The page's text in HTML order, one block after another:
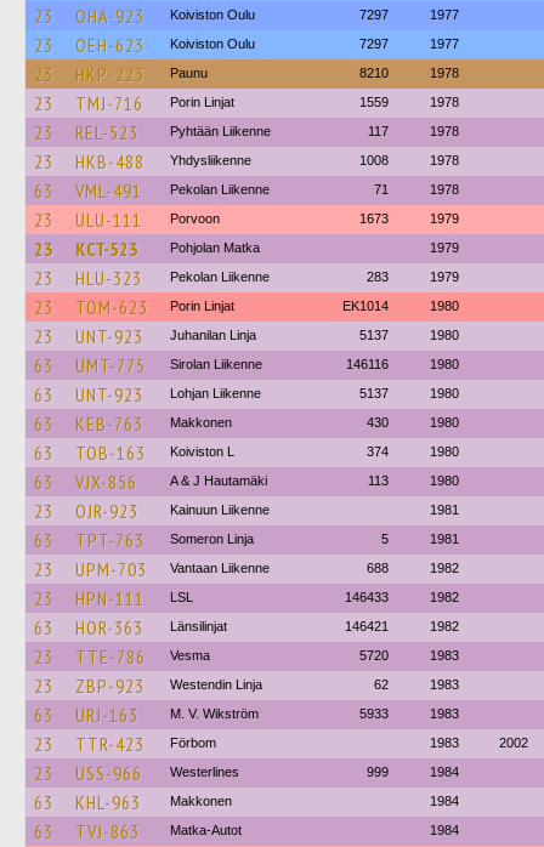
23 OHA-923 Koiviston Oulu 7297 1977
23 OEH-623 Koiviston Oulu 7297 1977
23 HKP-223 Paunu 8210 1978
23 TMJ-716 Porin Linjat 1559 1978
23 REL-523 Pyhtään Liikenne 117 1978
23 HKB-488 Yhdysliikenne 1008 1978
63 VML-491 Pekolan Liikenne 71 1978
23 ULU-111 Porvoon 1673 1979
23 KCT-523 Pohjolan Matka 1979
23 HLU-323 Pekolan Liikenne 283 1979
23 TOM-623 Porin Linjat EK1014 1980
23 UNT-923 Juhanilan Linja 5137 1980
63 UMT-775 Sirolan Liikenne 146116 1980
63 UNT-923 Lohjan Liikenne 5137 1980
63 KEB-763 Makkonen 430 1980
63 TOB-163 Koiviston L 374 1980
63 VJX-856 A & J Hautamäki 113 1980
23 OJR-923 Kainuun Liikenne 1981
63 TPT-763 Someron Linja 5 1981
23 UPM-703 Vantaan Liikenne 688 1982
23 HPN-111 LSL 146433 1982
63 HOR-363 Länsilinjat 146421 1982
23 TTE-786 Vesma 5720 1983
23 ZBP-923 Westendin Linja 62 1983
63 URJ-163 M. V. Wikström 5933 1983
23 TTR-423 Förbom 1983 2002
23 USS-966 Westerlines 999 1984
63 KHL-963 Makkonen 1984
63 TVJ-863 Matka-Autot 1984